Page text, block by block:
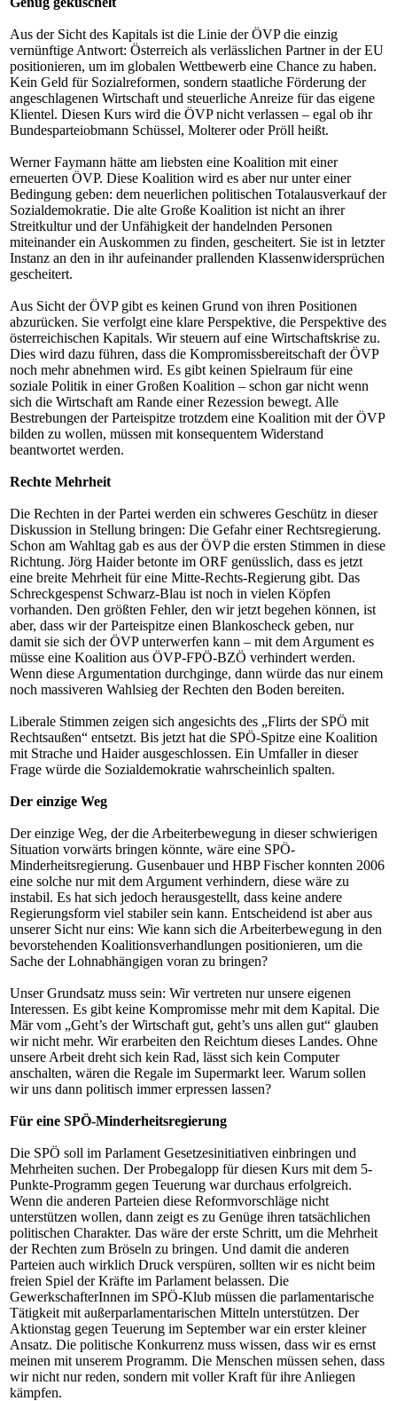
Aus der Sicht des Kapitals ist die Linie der ÖVP die einzig
vernünftige Antwort: Österreich als verlässlichen Partner in der EU
positionieren, um im globalen Wettbewerb eine Chance zu haben.
Kein Geld für Sozialreformen, sondern staatliche Förderung der
angeschlagenen Wirtschaft und steuerliche Anreize für das eigene
Klientel. Diesen Kurs wird die ÖVP nicht verlassen – egal ob ihr
Bundesparteiobmann Schüssel, Molterer oder Pröll heißt.
Werner Faymann hätte am liebsten eine Koalition mit einer
erneuerten ÖVP. Diese Koalition wird es aber nur unter einer
Bedingung geben: dem neuerlichen politischen Totalausverkauf der
Sozialdemokratie. Die alte Große Koalition ist nicht an ihrer
Streitkultur und der Unfähigkeit der handelnden Personen
miteinander ein Auskommen zu finden, gescheitert. Sie ist in letzter
Instanz an den in ihr aufeinander prallenden Klassenwidersprüchen
gescheitert.
Aus Sicht der ÖVP gibt es keinen Grund von ihren Positionen
abzurücken. Sie verfolgt eine klare Perspektive, die Perspektive des
österreichischen Kapitals. Wir steuern auf eine Wirtschaftskrise zu.
Dies wird dazu führen, dass die Kompromissbereitschaft der ÖVP
noch mehr abnehmen wird. Es gibt keinen Spielraum für eine
soziale Politik in einer Großen Koalition – schon gar nicht wenn
sich die Wirtschaft am Rande einer Rezession bewegt. Alle
Bestrebungen der Parteispitze trotzdem eine Koalition mit der ÖVP
bilden zu wollen, müssen mit konsequentem Widerstand
beantwortet werden.
Rechte Mehrheit
Die Rechten in der Partei werden ein schweres Geschütz in dieser
Diskussion in Stellung bringen: Die Gefahr einer Rechtsregierung.
Schon am Wahltag gab es aus der ÖVP die ersten Stimmen in diese
Richtung. Jörg Haider betonte im ORF genüsslich, dass es jetzt
eine breite Mehrheit für eine Mitte-Rechts-Regierung gibt. Das
Schreckgespenst Schwarz-Blau ist noch in vielen Köpfen
vorhanden. Den größten Fehler, den wir jetzt begehen können, ist
aber, dass wir der Parteispitze einen Blankoscheck geben, nur
damit sie sich der ÖVP unterwerfen kann – mit dem Argument es
müsse eine Koalition aus ÖVP-FPÖ-BZÖ verhindert werden.
Wenn diese Argumentation durchginge, dann würde das nur einem
noch massiveren Wahlsieg der Rechten den Boden bereiten.
Liberale Stimmen zeigen sich angesichts des „Flirts der SPÖ mit
Rechtsaußen“ entsetzt. Bis jetzt hat die SPÖ-Spitze eine Koalition
mit Strache und Haider ausgeschlossen. Ein Umfaller in dieser
Frage würde die Sozialdemokratie wahrscheinlich spalten.
Der einzige Weg
Der einzige Weg, der die Arbeiterbewegung in dieser schwierigen
Situation vorwärts bringen könnte, wäre eine SPÖ-
Minderheitsregierung. Gusenbauer und HBP Fischer konnten 2006
eine solche nur mit dem Argument verhindern, diese wäre zu
instabil. Es hat sich jedoch herausgestellt, dass keine andere
Regierungsform viel stabiler sein kann. Entscheidend ist aber aus
unserer Sicht nur eins: Wie kann sich die Arbeiterbewegung in den
bevorstehenden Koalitionsverhandlungen positionieren, um die
Sache der Lohnabhängigen voran zu bringen?
Unser Grundsatz muss sein: Wir vertreten nur unsere eigenen
Interessen. Es gibt keine Kompromisse mehr mit dem Kapital. Die
Mär vom „Geht’s der Wirtschaft gut, geht’s uns allen gut“ glauben
wir nicht mehr. Wir erarbeiten den Reichtum dieses Landes. Ohne
unsere Arbeit dreht sich kein Rad, lässt sich kein Computer
anschalten, wären die Regale im Supermarkt leer. Warum sollen
wir uns dann politisch immer erpressen lassen?
Für eine SPÖ-Minderheitsregierung
Die SPÖ soll im Parlament Gesetzesinitiativen einbringen und
Mehrheiten suchen. Der Probegalopp für diesen Kurs mit dem 5-
Punkte-Programm gegen Teuerung war durchaus erfolgreich.
Wenn die anderen Parteien diese Reformvorschläge nicht
unterstützen wollen, dann zeigt es zu Genüge ihren tatsächlichen
politischen Charakter. Das wäre der erste Schritt, um die Mehrheit
der Rechten zum Bröseln zu bringen. Und damit die anderen
Parteien auch wirklich Druck verspüren, sollten wir es nicht beim
freien Spiel der Kräfte im Parlament belassen. Die
GewerkschafterInnen im SPÖ-Klub müssen die parlamentarische
Tätigkeit mit außerparlamentarischen Mitteln unterstützen. Der
Aktionstag gegen Teuerung im September war ein erster kleiner
Ansatz. Die politische Konkurrenz muss wissen, dass wir es ernst
meinen mit unserem Programm. Die Menschen müssen sehen, dass
wir nicht nur reden, sondern mit voller Kraft für ihre Anliegen
kämpfen.